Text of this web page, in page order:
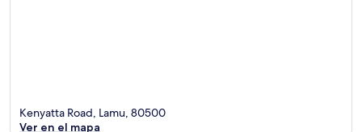
Kenyatta Road, Lamu, 80500
Ver en el mapa